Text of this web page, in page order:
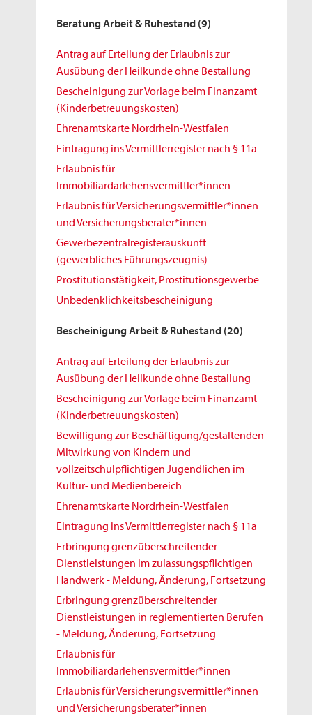
Beratung Arbeit & Ruhestand (9)
Antrag auf Erteilung der Erlaubnis zur
Ausübung der Heilkunde ohne Bestallung
Bescheinigung zur Vorlage beim Finanzamt
(Kinderbetreuungskosten)
Ehrenamtskarte Nordrhein-Westfalen
Eintragung ins Vermittlerregister nach § 11a
Erlaubnis für
Immobiliardarlehensvermittler*innen
Erlaubnis für Versicherungsvermittler*innen
und Versicherungsberater*innen
Gewerbezentralregisterauskunft
(gewerbliches Führungszeugnis)
Prostitutionstätigkeit, Prostitutionsgewerbe
Unbedenklichkeitsbescheinigung
Bescheinigung Arbeit & Ruhestand (20)
Antrag auf Erteilung der Erlaubnis zur
Ausübung der Heilkunde ohne Bestallung
Bescheinigung zur Vorlage beim Finanzamt
(Kinderbetreuungskosten)
Bewilligung zur Beschäftigung/gestaltenden
Mitwirkung von Kindern und
vollzeitschulpflichtigen Jugendlichen im
Kultur- und Medienbereich
Ehrenamtskarte Nordrhein-Westfalen
Eintragung ins Vermittlerregister nach § 11a
Erbringung grenzüberschreitender
Dienstleistungen im zulassungspflichtigen
Handwerk - Meldung, Änderung, Fortsetzung
Erbringung grenzüberschreitender
Dienstleistungen in reglementierten Berufen
- Meldung, Änderung, Fortsetzung
Erlaubnis für
Immobiliardarlehensvermittler*innen
Erlaubnis für Versicherungsvermittler*innen
und Versicherungsberater*innen